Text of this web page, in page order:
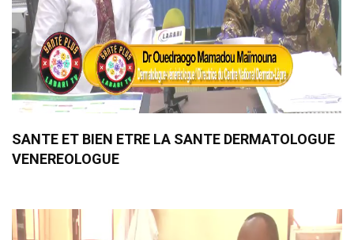
SANTE ET BIEN ETRE LA SANTE DERMATOLOGUE
VENEREOLOGUE